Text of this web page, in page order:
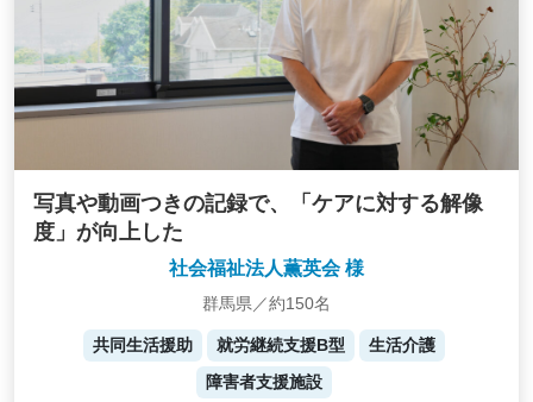
写真や動画つきの記録で、「ケアに対する解像
度」が向上した
社会福祉法人薫英会 様
群馬県／約150名
共同生活援助 就労継続支援B型
生活介護
障害者支援施設